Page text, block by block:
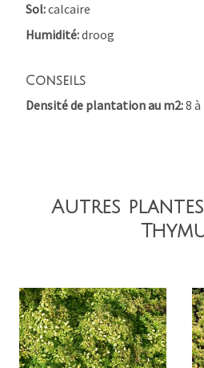
Sol calcaire
Humidité droog
Conseils
Densité de plantation au m2 8 à
Autres